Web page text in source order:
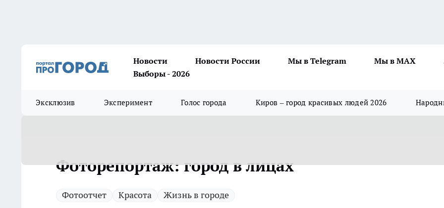
Новости Новости России Мы в Telegram Мы в MAX
Выборы - 2026
Эксклюзив Эксперимент Голос города Киров – город красивых людей 2026
Фоторепортаж: город в лицах
Фотоотчет Красота Жизнь в городе